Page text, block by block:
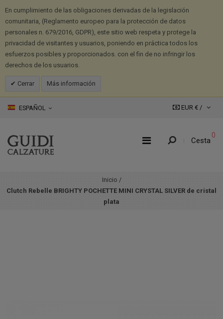
En cumplimiento de las obligaciones derivadas de la legislación
comunitaria, (Reglamento europeo para la protección de datos
personales n. 679/2016, GDPR), este sitio web respeta y protege la
privacidad de visitantes y usuarios, poniendo en práctica todos los
esfuerzos posibles y proporcionados. con el fin de no infringir los
derechos de los usuarios.
Cerrar Más información
ESPAÑOL EUR € /
Cesta
0
Inicio /
Clutch Rebelle BRIGHTY POCHETTE MINI CRYSTAL SILVER de cristal
plata